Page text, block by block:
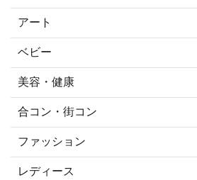
アート
ベビー
美容・健康
合コン・街コン
ファッション
レディース